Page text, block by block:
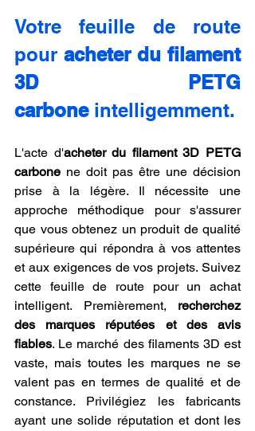
Votre feuille de route
pour acheter du filament
3D PETG
carbone intelligemment.
L'acte d'acheter du filament 3D PETG
carbone ne doit pas être une décision
prise à la légère. Il nécessite une
approche méthodique pour s'assurer
que vous obtenez un produit de qualité
supérieure qui répondra à vos attentes
et aux exigences de vos projets. Suivez
cette feuille de route pour un achat
intelligent. Premièrement, recherchez
des marques réputées et des avis
fiables. Le marché des filaments 3D est
vaste, mais toutes les marques ne se
valent pas en termes de qualité et de
constance. Privilégiez les fabricants
ayant une solide réputation et dont les